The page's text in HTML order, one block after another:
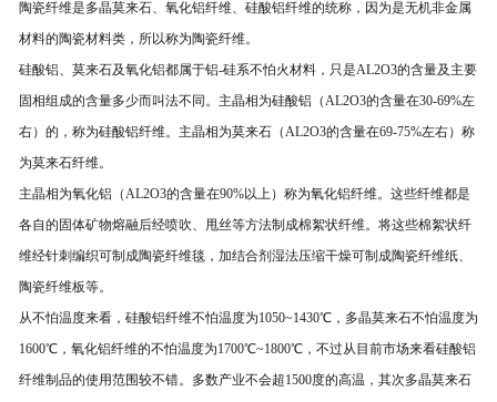
陶瓷纤维是多晶莫来石、氧化铝纤维、硅酸铝纤维的统称，因为是无机非金属
材料的陶瓷材料类，所以称为陶瓷纤维。
硅酸铝、莫来石及氧化铝都属于铝-硅系不怕火材料，只是AL2O3的含量及主要
固相组成的含量多少而叫法不同。主晶相为硅酸铝（AL2O3的含量在30-69%左
右）的，称为硅酸铝纤维。主晶相为莫来石（AL2O3的含量在69-75%左右）称
为莫来石纤维。
主晶相为氧化铝（AL2O3的含量在90%以上）称为氧化铝纤维。这些纤维都是
各自的固体矿物熔融后经喷吹、甩丝等方法制成棉絮状纤维。将这些棉絮状纤
维经针刺编织可制成陶瓷纤维毯，加结合剂湿法压缩干燥可制成陶瓷纤维纸、
陶瓷纤维板等。
从不怕温度来看，硅酸铝纤维不怕温度为1050~1430℃，多晶莫来石不怕温度为
1600℃，氧化铝纤维的不怕温度为1700℃~1800℃，不过从目前市场来看硅酸铝
纤维制品的使用范围较不错。多数产业不会超1500度的高温，其次多晶莫来石